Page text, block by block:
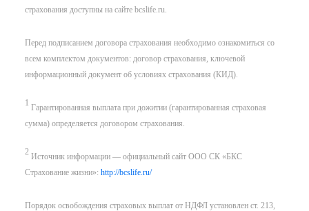
страхования доступны на сайте bcslife.ru.
Перед подписанием договора страхования необходимо ознакомиться со
всем комплектом документов: договор страхования, ключевой
информационный документ об условиях страхования (КИД).
1 Гарантированная выплата при дожитии (гарантированная страховая
сумма) определяется договором страхования.
2 Источник информации — официальный сайт ООО СК «БКС
Страхование жизни»: http://bcslife.ru/
Порядок освобождения страховых выплат от НДФЛ установлен ст. 213,